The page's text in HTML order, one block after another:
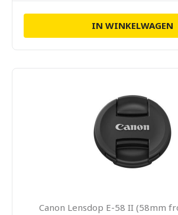
IN WINKELWAGEN
Canon Lensdop E-58 II (58mm